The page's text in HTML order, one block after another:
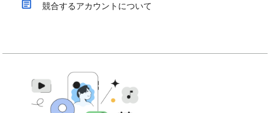
競合するアカウントについて